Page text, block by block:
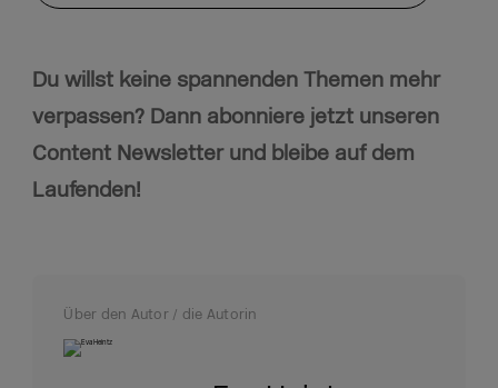
Du willst keine spannenden Themen mehr
verpassen? Dann abonniere jetzt unseren
Content Newsletter und bleibe auf dem
Laufenden!
Über den Autor / die Autorin